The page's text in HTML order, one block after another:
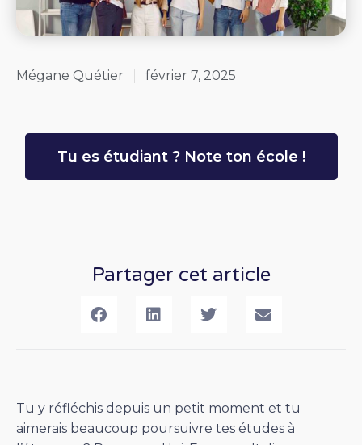
Mégane Quétier février 7, 2025
Tu es étudiant ? Note ton école !
Partager cet article
Tu y réfléchis depuis un petit moment et tu
aimerais beaucoup poursuivre tes études à